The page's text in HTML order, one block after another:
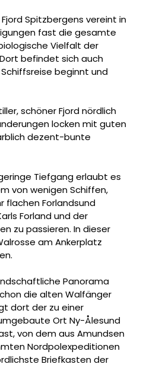
Spitzbergens vereint in
fast die gesamte
Vielfalt der
befindet sich auch
beginnt und
schöner Fjord nördlich
locken mit guten
dezent-bunte
Tiefgang erlaubt es
von wenigen Schiffen,
flachenForlandsund
Forlandund der
zu passieren. In dieser
amAnkerplatz
Panorama
die alten Walfänger
dort der zu einer
Ort Ny-Ålesund
von dem aus Amundsen
Nordpolexpeditionen
Briefkasten der